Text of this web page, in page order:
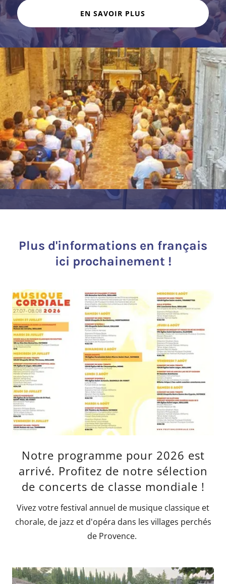
EN SAVOIR PLUS
Plus d'informations en français
ici prochainement !
Notre programme pour 2026 est
arrivé. Profitez de notre sélection
de concerts de classe mondiale !
Vivez votre festival annuel de musique classique et
chorale, de jazz et d'opéra dans les villages perchés
de Provence.